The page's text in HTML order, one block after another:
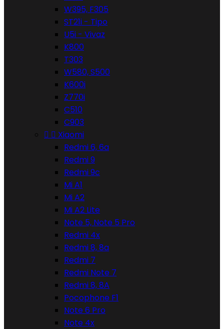
W395, F305
ST21i - Tipo
U5i - Vivaz
K800
T303
W580, S500
K600i
Z770i
C510
C903
  Xiaomi
Redmi 6, 6a
Redmi 9
Redmi 9c
Mi A1
Mi A2
Mi A2 Lite
Note 5, Note 5 Pro
Redmi 4x
Redmi 8, 8a
Redmi 7
Redmi Note 7
Redmi 8, 8A
Pocophone F1
Note 6 Pro
Note 4x